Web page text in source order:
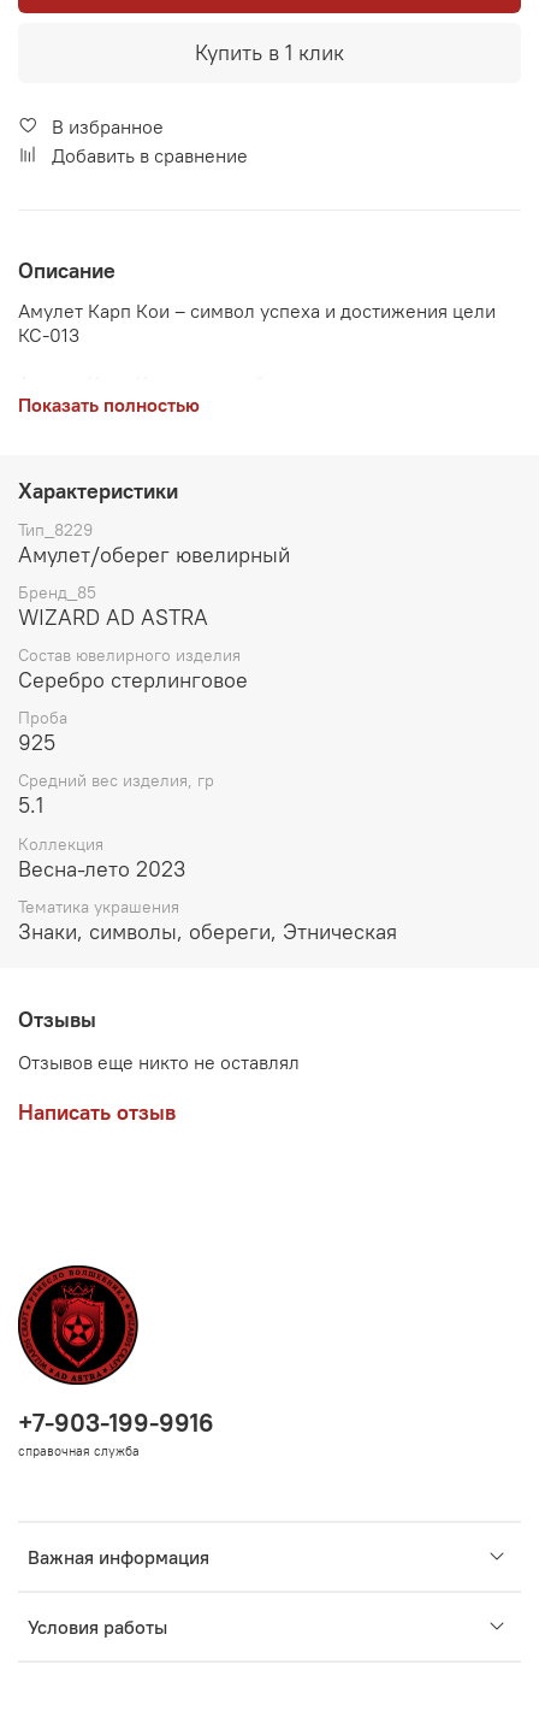
Купить в 1 клик
В избранное
Добавить в сравнение
Описание
Амулет Карп Кои – символ успеха и достижения цели
КС-013
достижения цели. Он уверенно идет к своей цели и
награду за самоотверженный труд.
Материал: Серебро 925 Размер: 41х14 мм. Вес: 5.1 гр.
Показать полностью
Характеристики
Тип_8229
Амулет/оберег ювелирный
Бренд_85
WIZARD AD ASTRA
Состав ювелирного изделия
Серебро стерлинговое
Проба
925
Средний вес изделия, гр
5.1
Коллекция
Весна-лето 2023
Тематика украшения
Знаки, символы, обереги, Этническая
Отзывы
Отзывов еще никто не оставлял
Написать отзыв
Важная информация
Условия работы
+7-903-199-9916
справочная служба